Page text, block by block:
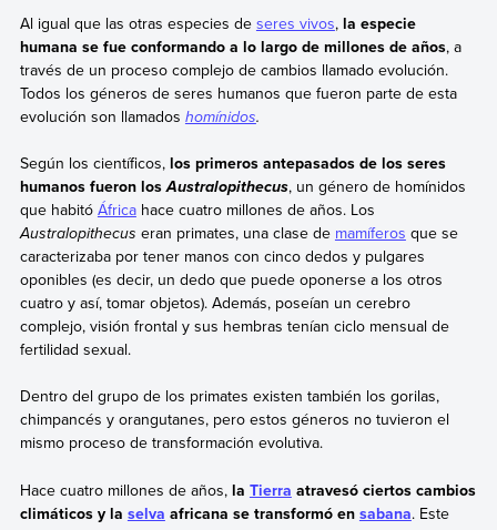
Al igual que las otras especies de seres vivos, la especie
humana se fue conformando a lo largo de millones de años, a
través de un proceso complejo de cambios llamado evolución.
Todos los géneros de seres humanos que fueron parte de esta
evolución son llamados homínidos.
Según los científicos, los primeros antepasados de los seres
humanos fueron losAustralopithecus, un género de homínidos
que habitó Áfricahace cuatro millones de años. Los
Australopithecus eran primates, una clase de mamíferos que se
caracterizaba por tener manos con cinco dedos y pulgares
oponibles (es decir, un dedo que puede oponerse a los otros
cuatro y así, tomar objetos). Además, poseían un cerebro
complejo, visión frontal y sus hembras tenían ciclo mensual de
fertilidad sexual.
Dentro del grupo de los primates existen también los gorilas,
chimpancés y orangutanes, pero estos géneros no tuvieron el
mismo proceso de transformación evolutiva.
Hace cuatro millones de años,la Tierra atravesó ciertos cambios
climáticos y la selva africana se transformó en sabana. Este